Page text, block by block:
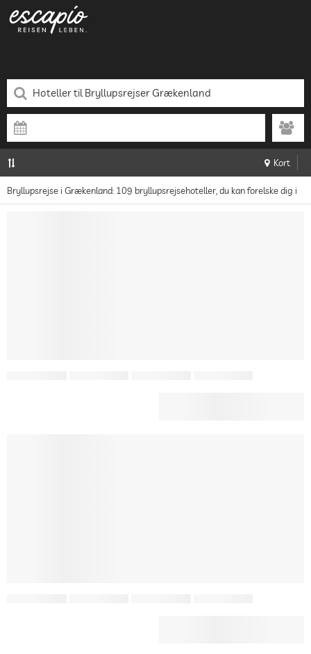
Kort
Bryllupsrejse i Grækenland: 109 bryllupsrejsehoteller, du kan forelske dig i